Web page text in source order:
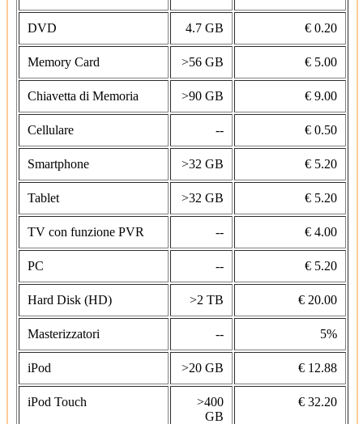
DVD 4.7 GB € 0.20
Memory Card >56 GB € 5.00
Chiavetta di Memoria >90 GB € 9.00
Cellulare -- € 0.50
Smartphone >32 GB € 5.20
Tablet >32 GB € 5.20
TV con funzione PVR -- € 4.00
PC -- € 5.20
Hard Disk (HD) >2 TB € 20.00
Masterizzatori -- 5%
iPod >20 GB € 12.88
iPod Touch
>400
GB
€ 32.20